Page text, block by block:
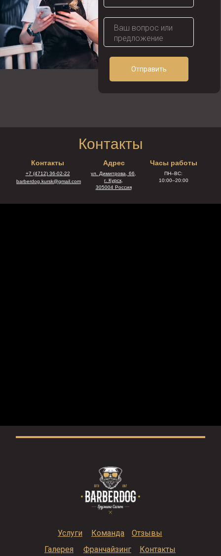
Отправить
Контакты
ПН–ВС:
10:00–20:00
Часы работы
ул. Димитрова, 66,
г. Курск,
305004 Россия
Адрес
Контакты
+7 (4712) 36-02-22
barberdog.kursk@gmail.com
Услуги Команда
Отзывы
Галерея
Франчайзинг Контакты